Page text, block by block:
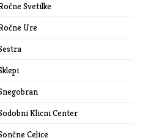
Svetilke
Ure
Klicni Center
Celice